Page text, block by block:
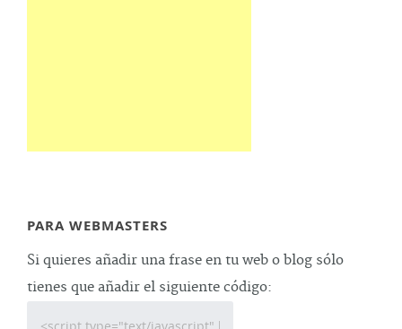
PARA WEBMASTERS
Si quieres añadir una frase en tu web o blog sólo
tienes que añadir el siguiente código: